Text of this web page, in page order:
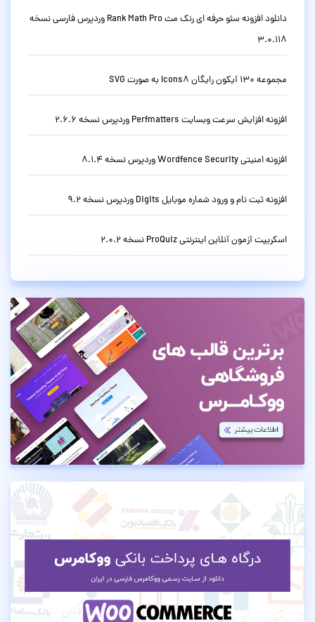
دانلود افزونه سئو حرفه ای رنک مث Rank Math Pro وردپرس فارسی نسخه
3.0.118
مجموعه 130 آیکون رایگان Icons8 به صورت SVG
افزونه افزایش سرعت وبسایت Perfmatters وردپرس نسخه 2.6.6
افزونه امنیتی Wordfence Security وردپرس نسخه 8.1.4
افزونه ثبت نام و ورود شماره موبایل Digits وردپرس نسخه 9.2
اسکریپت آزمون آنلاین اینترنتی ProQuiz نسخه 2.0.2